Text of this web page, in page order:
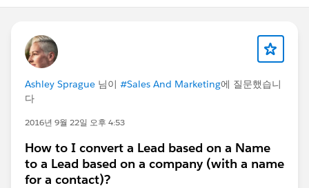
Ashley Sprague 님이 #Sales And Marketing에 질문했습니
다
2016년 9월 22일 오후 4:53
How to I convert a Lead based on a Name
to a Lead based on a company (with a name
for a contact)?